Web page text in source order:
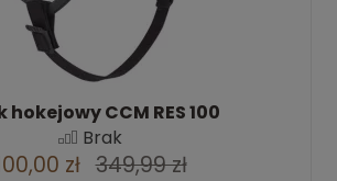
hokejowy CCM RES 100
Brak
zł 349,99 zł